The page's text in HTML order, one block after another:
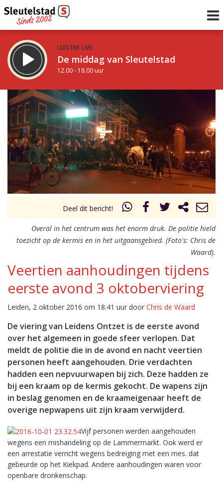
LUISTER LIVE:
De middag van Sleutelstad
12.00 - 18.00 uur
STRAKS:
De avond van Sleutelstad
18.00 - 19.00 uur
Vorig uur
uur 1 van 0 Volgend uur
Inklappen
Deel dit bericht!
Overal in het centrum was het enorm druk. De politie hield
toezicht op de kermis en in het uitgaansgebied. (Foto's: Chris de
Waard).
Veertien aanhoudingen tijdens
eerste avond 3 oktoberviering
Leiden, 2 oktober 2016 om 18:41 uur door Chris de Waard
De viering van Leidens Ontzet is de eerste avond
over het algemeen in goede sfeer verlopen. Dat
meldt de politie die in de avond en nacht veertien
personen heeft aangehouden. Drie verdachten
hadden een nepvuurwapen bij zich. Deze hadden ze
bij een kraam op de kermis gekocht. De wapens zijn
in beslag genomen en de kraameigenaar heeft de
overige nepwapens uit zijn kraam verwijderd.
Vijf personen werden aangehouden
wegens een mishandeling op de Lammermarkt. Ook werd er
een arrestatie verricht wegens bedreiging met een mes. dat
gebeurde op het Kiekpad. Andere aanhoudingen waren voor
openbare dronkenschap.